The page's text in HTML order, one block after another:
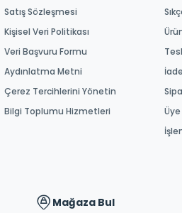
Satış Sözleşmesi
Kişisel Veri Politikası
Veri Başvuru Formu
Aydınlatma Metni
Çerez Tercihlerini Yönetin
Bilgi Toplumu Hizmetleri
Mağaza Bul